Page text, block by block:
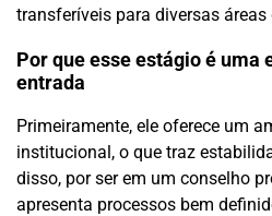
transferíveis para diversas
Por que esse estágio é uma
entrada
Primeiramente, ele oferece um
institucional, o que traz
disso, por ser em um conselho
apresenta processos bem